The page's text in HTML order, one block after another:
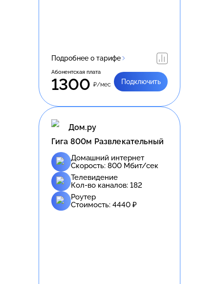
Подробнее о тарифе
Абонентская плата
1300 ₽/мес Подключить
Дом.ру
Гига 800м Развлекательный
Домашний интернет
Скорость: 800 Мбит/сек
Телевидение
Кол-во каналов: 182
Роутер
Стоимость: 4440 ₽